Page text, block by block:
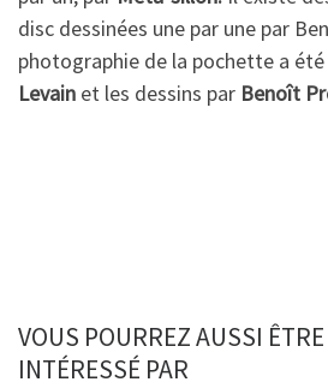
disc dessinées une par une par
photographie de la pochette a
Levain et les dessins par Benoît
VOUS POURREZ AUSSI ÊTRE
INTÉRESSÉ PAR